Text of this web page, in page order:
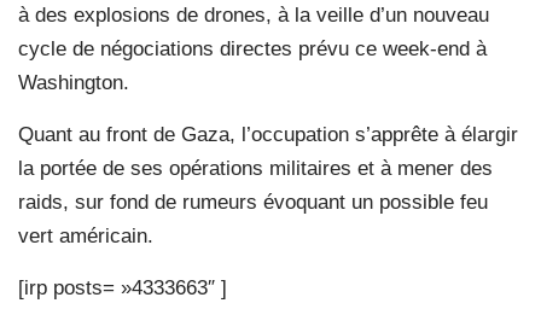
à des explosions de drones, à la veille d’un nouveau
cycle de négociations directes prévu ce week-end à
Washington.
Quant au front de Gaza, l’occupation s’apprête à élargir
la portée de ses opérations militaires et à mener des
raids, sur fond de rumeurs évoquant un possible feu
vert américain.
[irp posts= »4333663″ ]